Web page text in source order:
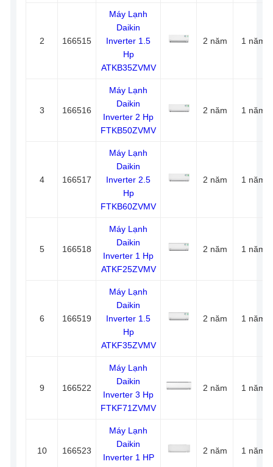
2 166515
Máy Lạnh
Daikin
Inverter 1.5
Hp
ATKB35ZVMV
2 năm 1 năm
3 166516
Máy Lạnh
Daikin
Inverter 2 Hp
FTKB50ZVMV
2 năm 1 năm
4 166517
Máy Lạnh
Daikin
Inverter 2.5
Hp
FTKB60ZVMV
2 năm 1 năm
5 166518
Máy Lạnh
Daikin
Inverter 1 Hp
ATKF25ZVMV
2 năm 1 năm
6 166519
Máy Lạnh
Daikin
Inverter 1.5
Hp
ATKF35ZVMV
2 năm 1 năm
9 166522
Máy Lạnh
Daikin
Inverter 3 Hp
FTKF71ZVMV
2 năm 1 năm
10 166523
Máy Lạnh
Daikin
Inverter 1 HP
2 năm 1 năm